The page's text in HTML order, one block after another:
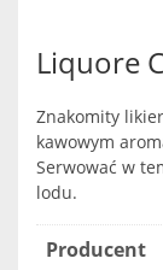
Liquore
Znakomity
kawowym
Serwować w
lodu.
Producent